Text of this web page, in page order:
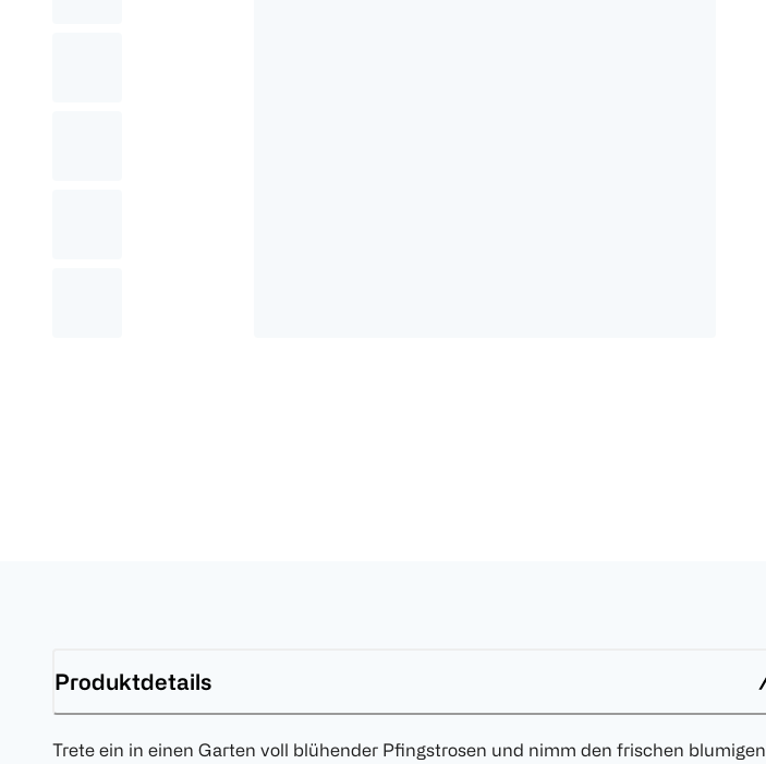
Produktdetails
Trete ein in einen Garten voll blühender Pfingstrosen und nimm den frischen blumigen